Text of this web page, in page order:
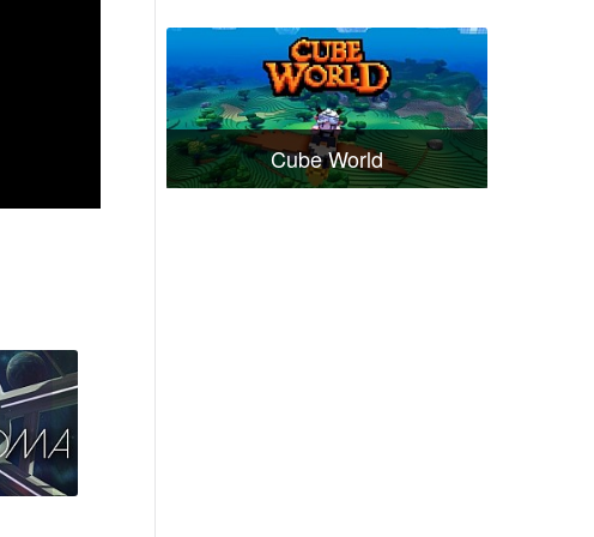
Cube World